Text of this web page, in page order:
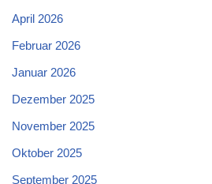
April 2026
Februar 2026
Januar 2026
Dezember 2025
November 2025
Oktober 2025
September 2025